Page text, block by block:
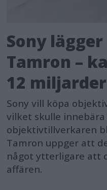
Sony
Tamron –
12
Sony vill köpa
vilket skulle
objektivtillverkaren
Tamron uppger att
något ytterligare att
affären.